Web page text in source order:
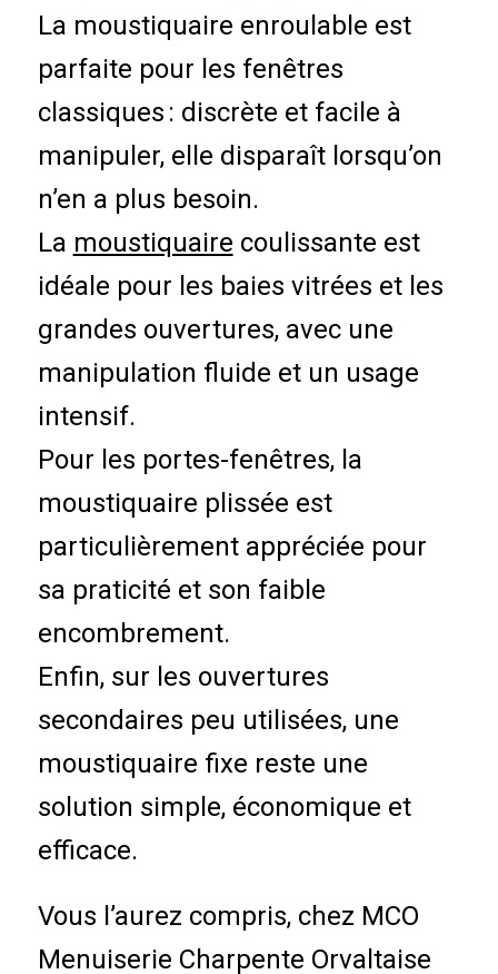
La moustiquaire enroulable est
parfaite pour les fenêtres
classiques : discrète et facile à
manipuler, elle disparaît lorsqu’on
n’en a plus besoin.
La moustiquaire coulissante est
idéale pour les baies vitrées et les
grandes ouvertures, avec une
manipulation fluide et un usage
intensif.
Pour les portes-fenêtres, la
moustiquaire plissée est
particulièrement appréciée pour
sa praticité et son faible
encombrement.
Enfin, sur les ouvertures
secondaires peu utilisées, une
moustiquaire fixe reste une
solution simple, économique et
efficace.
Vous l’aurez compris, chez MCO
Menuiserie Charpente Orvaltaise